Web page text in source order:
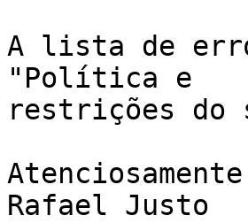
A lista de
"Política e
restrições do
Rafael Justo